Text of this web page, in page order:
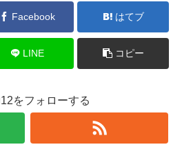
Facebook はてブ
LINE コピー
をフォローする